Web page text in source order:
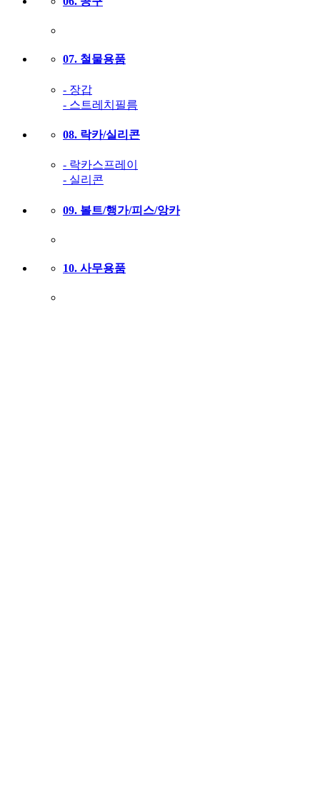
07. 철물용품
- 장갑
- 스트레치필름
08. 락카/실리콘
- 락카스프레이
- 실리콘
09. 볼트/행가/피스/앙카
10. 사무용품